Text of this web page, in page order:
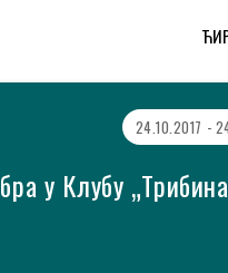
24.10.2017 -
у Клубу